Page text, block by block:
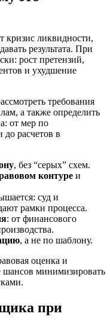
кризис ликвидности,
результата. При
рост претензий,
и ухудшение
требования
а также определить
от мер по
до расчетов в
, без “серых” схем.
контуре и
суд и
рамки процесса.
: от финансового
, а не по шаблону.
оценка и
шансов минимизировать
при